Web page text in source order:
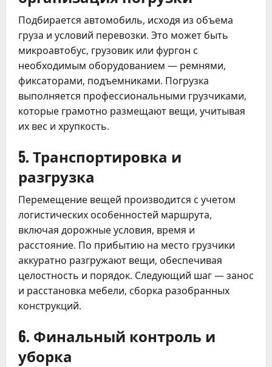
Подбирается автомобиль, исходя из объема
груза и условий перевозки. Это может быть
микроавтобус, грузовик или фургон с
необходимым оборудованием — ремнями,
фиксаторами, подъемниками. Погрузка
выполняется профессиональными грузчиками,
которые грамотно размещают вещи, учитывая
их вес и хрупкость.
5. Транспортировка и
разгрузка
Перемещение вещей производится с учетом
логистических особенностей маршрута,
включая дорожные условия, время и
расстояние. По прибытию на место грузчики
аккуратно разгружают вещи, обеспечивая
целостность и порядок. Следующий шаг — занос
и расстановка мебели, сборка разобранных
конструкций.
6. Финальный контроль и
уборка